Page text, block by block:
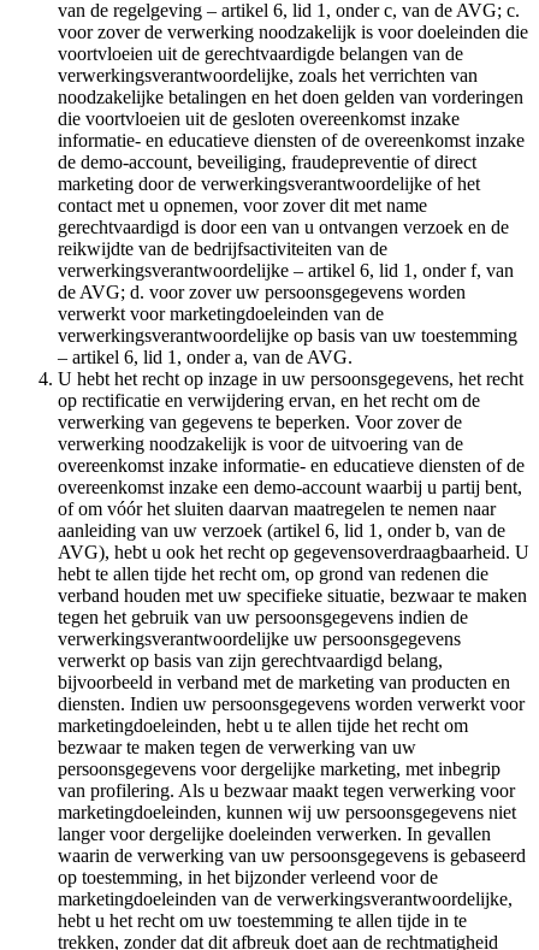
van de regelgeving – artikel 6, lid 1, onder c, van de AVG; c.
voor zover de verwerking noodzakelijk is voor doeleinden die
voortvloeien uit de gerechtvaardigde belangen van de
verwerkingsverantwoordelijke, zoals het verrichten van
noodzakelijke betalingen en het doen gelden van vorderingen
die voortvloeien uit de gesloten overeenkomst inzake
informatie- en educatieve diensten of de overeenkomst inzake
de demo-account, beveiliging, fraudepreventie of direct
marketing door de verwerkingsverantwoordelijke of het
contact met u opnemen, voor zover dit met name
gerechtvaardigd is door een van u ontvangen verzoek en de
reikwijdte van de bedrijfsactiviteiten van de
verwerkingsverantwoordelijke – artikel 6, lid 1, onder f, van
de AVG; d. voor zover uw persoonsgegevens worden
verwerkt voor marketingdoeleinden van de
verwerkingsverantwoordelijke op basis van uw toestemming
– artikel 6, lid 1, onder a, van de AVG.
U hebt het recht op inzage in uw persoonsgegevens, het recht
op rectificatie en verwijdering ervan, en het recht om de
verwerking van gegevens te beperken. Voor zover de
verwerking noodzakelijk is voor de uitvoering van de
overeenkomst inzake informatie- en educatieve diensten of de
overeenkomst inzake een demo-account waarbij u partij bent,
of om vóór het sluiten daarvan maatregelen te nemen naar
aanleiding van uw verzoek (artikel 6, lid 1, onder b, van de
AVG), hebt u ook het recht op gegevensoverdraagbaarheid. U
hebt te allen tijde het recht om, op grond van redenen die
verband houden met uw specifieke situatie, bezwaar te maken
tegen het gebruik van uw persoonsgegevens indien de
verwerkingsverantwoordelijke uw persoonsgegevens
verwerkt op basis van zijn gerechtvaardigd belang,
bijvoorbeeld in verband met de marketing van producten en
diensten. Indien uw persoonsgegevens worden verwerkt voor
marketingdoeleinden, hebt u te allen tijde het recht om
bezwaar te maken tegen de verwerking van uw
persoonsgegevens voor dergelijke marketing, met inbegrip
van profilering. Als u bezwaar maakt tegen verwerking voor
marketingdoeleinden, kunnen wij uw persoonsgegevens niet
langer voor dergelijke doeleinden verwerken. In gevallen
waarin de verwerking van uw persoonsgegevens is gebaseerd
op toestemming, in het bijzonder verleend voor de
marketingdoeleinden van de verwerkingsverantwoordelijke,
hebt u het recht om uw toestemming te allen tijde in te
trekken, zonder dat dit afbreuk doet aan de rechtmatigheid